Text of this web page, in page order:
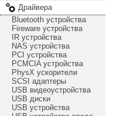
Драйвера
Bluetooth устройства
Fireware устройства
IR устройства
NAS устройства
PCI устройства
PCMCIA устройства
PhysX ускорители
SCSI адаптеры
USB видеоустройства
USB диски
USB устройства